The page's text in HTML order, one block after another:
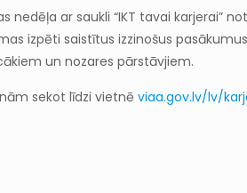
nedēļa ar saukli “IKT tavai
izpēti saistītus izzinošus
un nozares pārstāvjiem.
sekot līdzi vietnēviaa.gov.lv/lv/